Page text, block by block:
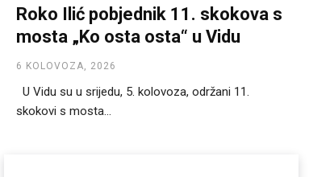
Roko Ilić pobjednik 11. skokova s
mosta „Ko osta osta“ u Vidu
6 KOLOVOZA, 2026
U Vidu su u srijedu, 5. kolovoza, održani 11.
skokovi s mosta...